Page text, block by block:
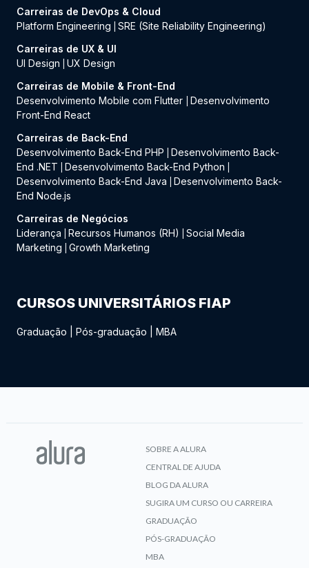
Carreiras de DevOps & Cloud
Platform Engineering
SRE (Site Reliability Engineering)
Carreiras de UX & UI
UI Design
UX Design
Carreiras de Mobile & Front-End
Desenvolvimento Mobile com Flutter
Desenvolvimento
Front-End React
Carreiras de Back-End
Desenvolvimento Back-End PHP
Desenvolvimento Back-
End .NET
Desenvolvimento Back-End Python
Desenvolvimento Back-End Java
Desenvolvimento Back-
End Node.js
Carreiras de Negócios
Liderança
Recursos Humanos (RH)
Social Media
Marketing
Growth Marketing
CURSOS UNIVERSITÁRIOS FIAP
Graduação Pós-graduação MBA
SOBRE A ALURA
CENTRAL DE AJUDA
BLOG DA ALURA
SUGIRA UM CURSO OU CARREIRA
GRADUAÇÃO
PÓS-GRADUAÇÃO
MBA